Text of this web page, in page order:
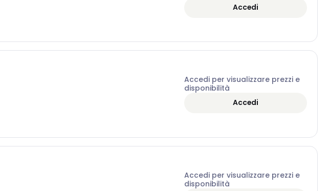
Accedi
Accedi per visualizzare prezzi e
disponibilità
Accedi
Accedi per visualizzare prezzi e
disponibilità